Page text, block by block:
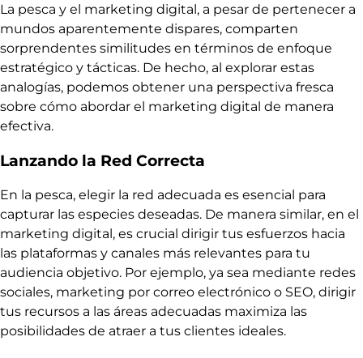
La pesca y el marketing digital, a pesar de pertenecer a
mundos aparentemente dispares, comparten
sorprendentes similitudes en términos de enfoque
estratégico y tácticas. De hecho, al explorar estas
analogías, podemos obtener una perspectiva fresca
sobre cómo abordar el marketing digital de manera
efectiva.
Lanzando la Red Correcta
En la pesca, elegir la red adecuada es esencial para
capturar las especies deseadas. De manera similar, en el
marketing digital, es crucial dirigir tus esfuerzos hacia
las plataformas y canales más relevantes para tu
audiencia objetivo. Por ejemplo, ya sea mediante redes
sociales, marketing por correo electrónico o SEO, dirigir
tus recursos a las áreas adecuadas maximiza las
posibilidades de atraer a tus clientes ideales.